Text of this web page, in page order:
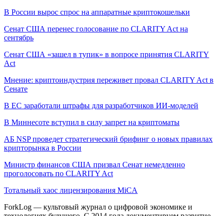
В России вырос спрос на аппаратные криптокошельки
Сенат США перенес голосование по CLARITY Act на
сентябрь
Сенат США «зашел в тупик» в вопросе принятия CLARITY
Act
Мнение: криптоиндустрия переживет провал CLARITY Act в
Сенате
В ЕС заработали штрафы для разработчиков ИИ-моделей
В Миннесоте вступил в силу запрет на криптоматы
АБ NSP проведет стратегический брифинг о новых правилах
крипторынка в России
Министр финансов США призвал Сенат немедленно
проголосовать по CLARITY Act
Тотальный хаос лицензирования MiCA
ForkLog — культовый журнал о цифровой экономике и